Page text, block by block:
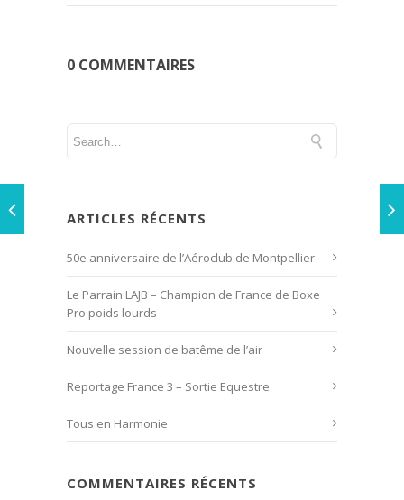
0 COMMENTAIRES
ARTICLES RÉCENTS
50e anniversaire de l’Aéroclub de Montpellier
Le Parrain LAJB – Champion de France de Boxe
Pro poids lourds
Nouvelle session de batême de l’air
Reportage France 3 – Sortie Equestre
Tous en Harmonie
COMMENTAIRES RÉCENTS